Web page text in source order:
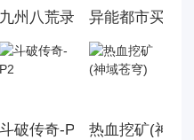
九州八荒录(龙卷风)异能都市买断版
断版）
斗破传奇-P2 热血挖矿(神域